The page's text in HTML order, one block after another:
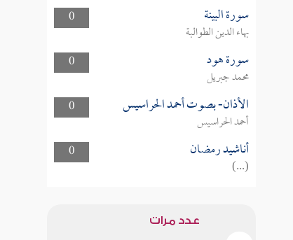
0
سورة البينة
بهاء الدين الطوالبة
0
سورة هود
محمد جبريل
0
الأذان- بصوت أحمد الحراسيس
أحمد الحراسيس
0
أناشيد رمضان
(...)
عدد مرات